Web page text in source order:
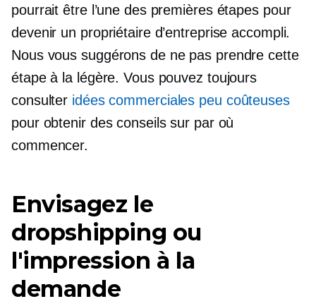
pourrait être l’une des premières étapes pour
devenir un propriétaire d’entreprise accompli.
Nous vous suggérons de ne pas prendre cette
étape à la légère. Vous pouvez toujours
consulter idées commerciales peu coûteuses
pour obtenir des conseils sur par où
commencer.
Envisagez le
dropshipping ou
l'impression à la
demande